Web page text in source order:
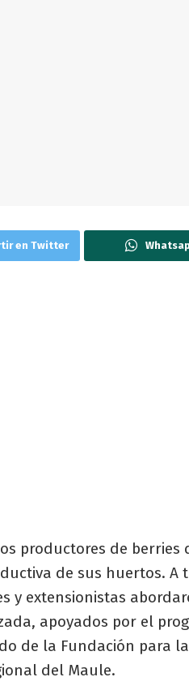
en Twitter
productores de berries
de sus huertos. A
y extensionistas
apoyados por el
de la Fundación para
del Maule.